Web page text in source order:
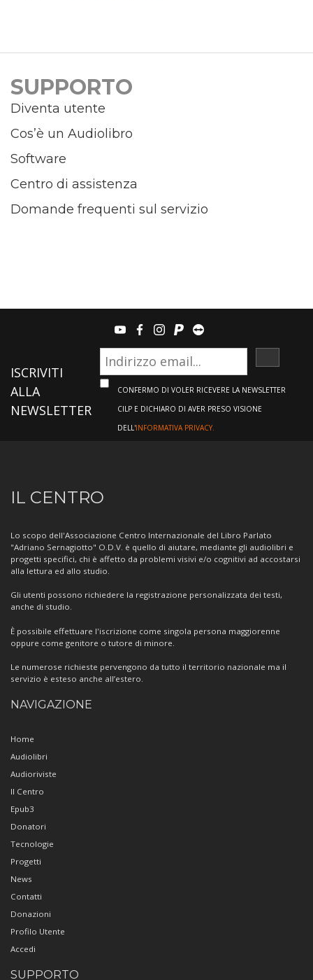
SUPPORTO
Diventa utente
Cos’è un Audiolibro
Software
Centro di assistenza
Domande frequenti sul servizio
youtubefacebook
instagram
paypalteamviewer
ISCRIVITI
ALLA
NEWSLETTER
CONFERMO DI VOLER RICEVERE LA NEWSLETTER
CILP E DICHIARO DI AVER PRESO VISIONE
DELL'INFORMATIVA PRIVACY.
Informazioni
sul
Centro
IL CENTRO
Lo scopo dell'Associazione Centro Internazionale del Libro Parlato
"Adriano Sernagiotto" O.D.V. è quello di aiutare, mediante gli audiolibri e
progetti specifici, chi è affetto da problemi visivi e/o cognitivi ad accostarsi
alla lettura ed allo studio.
Gli utenti possono richiedere la registrazione personalizzata dei testi,
anche di studio.
È possibile effettuare l'iscrizione come singola persona maggiorenne
oppure come genitore o tutore di minore.
Le numerose richieste pervengono da tutto il territorio nazionale ma il
servizio è esteso anche all’estero.
NAVIGAZIONE
Home
Audiolibri
Audioriviste
Il Centro
Epub3
Donatori
Tecnologie
Progetti
News
Contatti
Donazioni
Profilo Utente
Accedi
SUPPORTO